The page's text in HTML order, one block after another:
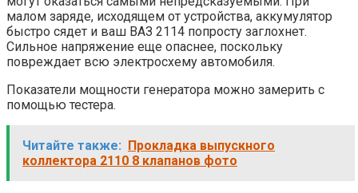
малом заряде, исходящем от устройства, аккумулятор
быстро сядет и ваш ВАЗ 2114 попросту заглохнет.
Сильное напряжение еще опаснее, поскольку
повреждает всю электросхему автомобиля.
Показатели мощности генератора можно замерить с
помощью тестера.
Читайте также: Прокладка выпускного
коллектора 2110 8 клапанов фото